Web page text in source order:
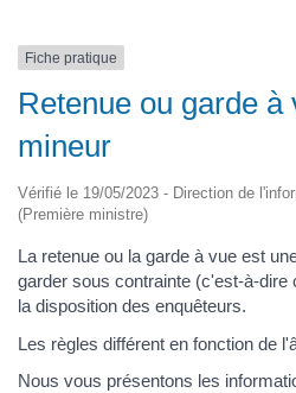
Fiche pratique
Retenue ou garde à
mineur
Vérifié le 19/05/2023 - Direction de
(Première ministre)
La retenue ou la garde à vue est
garder sous contrainte (c'est-à-dire
la disposition des enquêteurs.
Les règles différent en fonction de
Nous vous présentons les